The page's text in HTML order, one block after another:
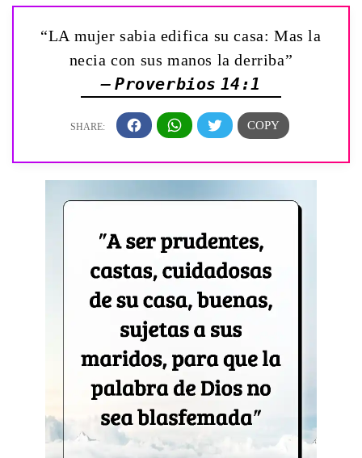
“LA mujer sabia edifica su casa: Mas la
necia con sus manos la derriba”
— Proverbios 14:1